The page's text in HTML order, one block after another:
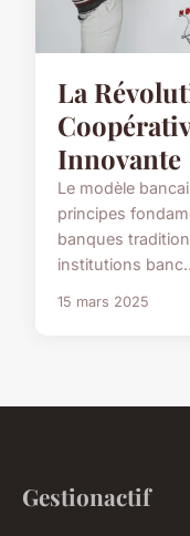
La
Innovante
Le modèle
principes
banques
institutions
15 mars 2025
Gestionactif